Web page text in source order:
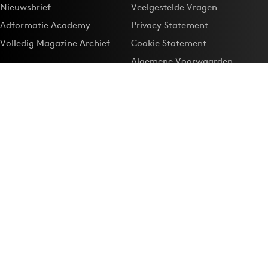
Nieuwsbrief
Adformatie Academy
Volledig Magazine Archief
Veelgestelde Vragen
Privacy Statement
Cookie Statement
Algemene Voorwaarden